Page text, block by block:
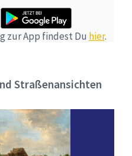
zur App findest Du hier.
Straßenansichten